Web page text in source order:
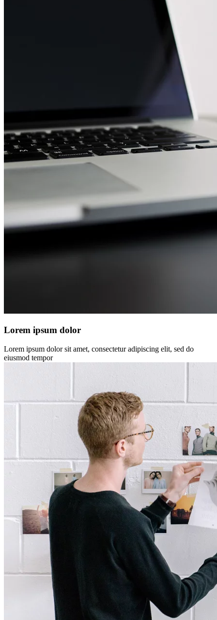
Lorem ipsum dolor
Lorem ipsum dolor sit amet, consectetur adipiscing elit, sed do
eiusmod tempor